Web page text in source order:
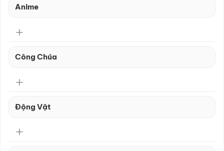
Anime
Công Chúa
Động Vật